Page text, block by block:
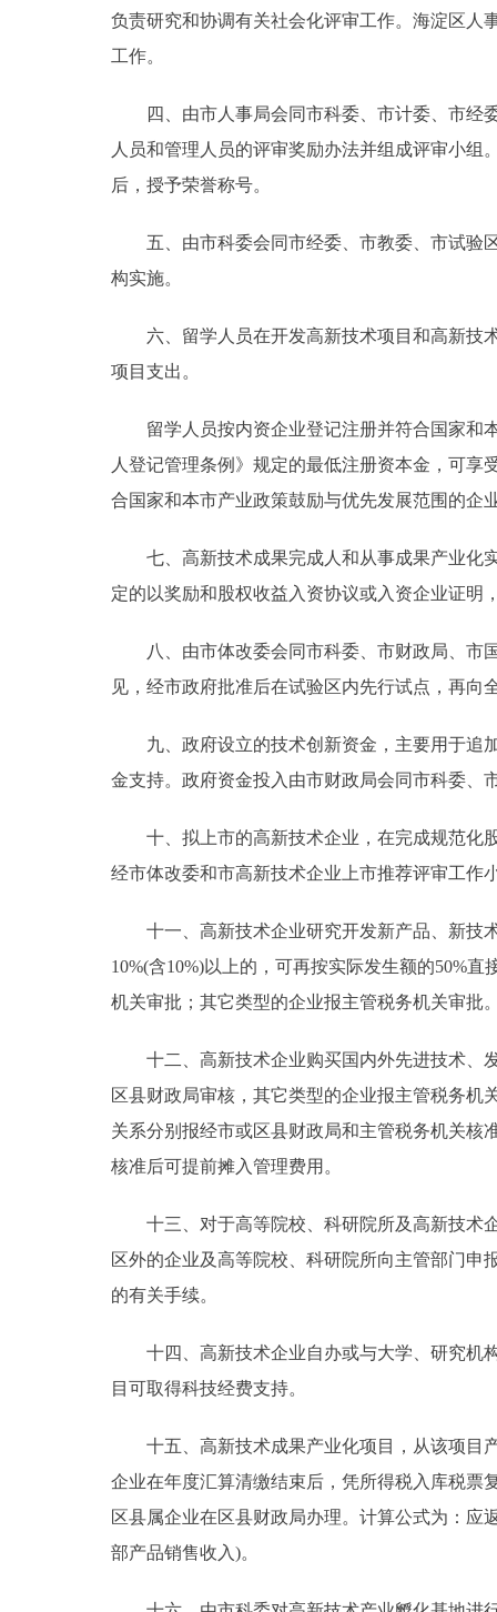
ESPAÑOL
负责研究和协调有关社会化评审工作。海淀区人
工作。
四、由市人事局会同市科委、市计委、市经委
人员和管理人员的评审奖励办法并组成评审小
后，授予荣誉称号。
五、由市科委会同市经委、市教委、市试验区
构实施。
六、留学人员在开发高新技术项目和高新技术
项目支出。
留学人员按内资企业登记注册并符合国家和本
人登记管理条例》规定的最低注册资本金，可
合国家和本市产业政策鼓励与优先发展范围的企
七、高新技术成果完成人和从事成果产业化实
定的以奖励和股权收益入资协议或入资企业证明
八、由市体改委会同市科委、市财政局、市国
见，经市政府批准后在试验区内先行试点，再向
九、政府设立的技术创新资金，主要用于追加
金支持。政府资金投入由市财政局会同市科委、
十、拟上市的高新技术企业，在完成规范化股
经市体改委和市高新技术企业上市推荐评审工作
十一、高新技术企业研究开发新产品、新技术
10%(含10%)以上的，可再按实际发生额的50%
机关审批；其它类型的企业报主管税务机关审批
十二、高新技术企业购买国内外先进技术、发
区县财政局审核，其它类型的企业报主管税务机
关系分别报经市或区县财政局和主管税务机关核
核准后可提前摊入管理费用。
十三、对于高等院校、科研院所及高新技术企
区外的企业及高等院校、科研院所向主管部门
的有关手续。
十四、高新技术企业自办或与大学、研究机构
目可取得科技经费支持。
十五、高新技术成果产业化项目，从该项目产
企业在年度汇算清缴结束后，凭所得税入库税票
区县属企业在区县财政局办理。计算公式为：应
部产品销售收入)。